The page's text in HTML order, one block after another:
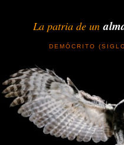
La patria de un -
DEMÓCRITO